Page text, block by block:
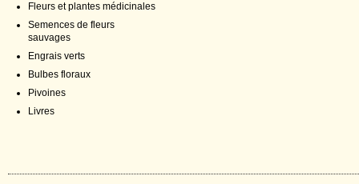
Fleurs et plantes médicinales
Semences de fleurs
sauvages
Engrais verts
Bulbes floraux
Pivoines
Livres